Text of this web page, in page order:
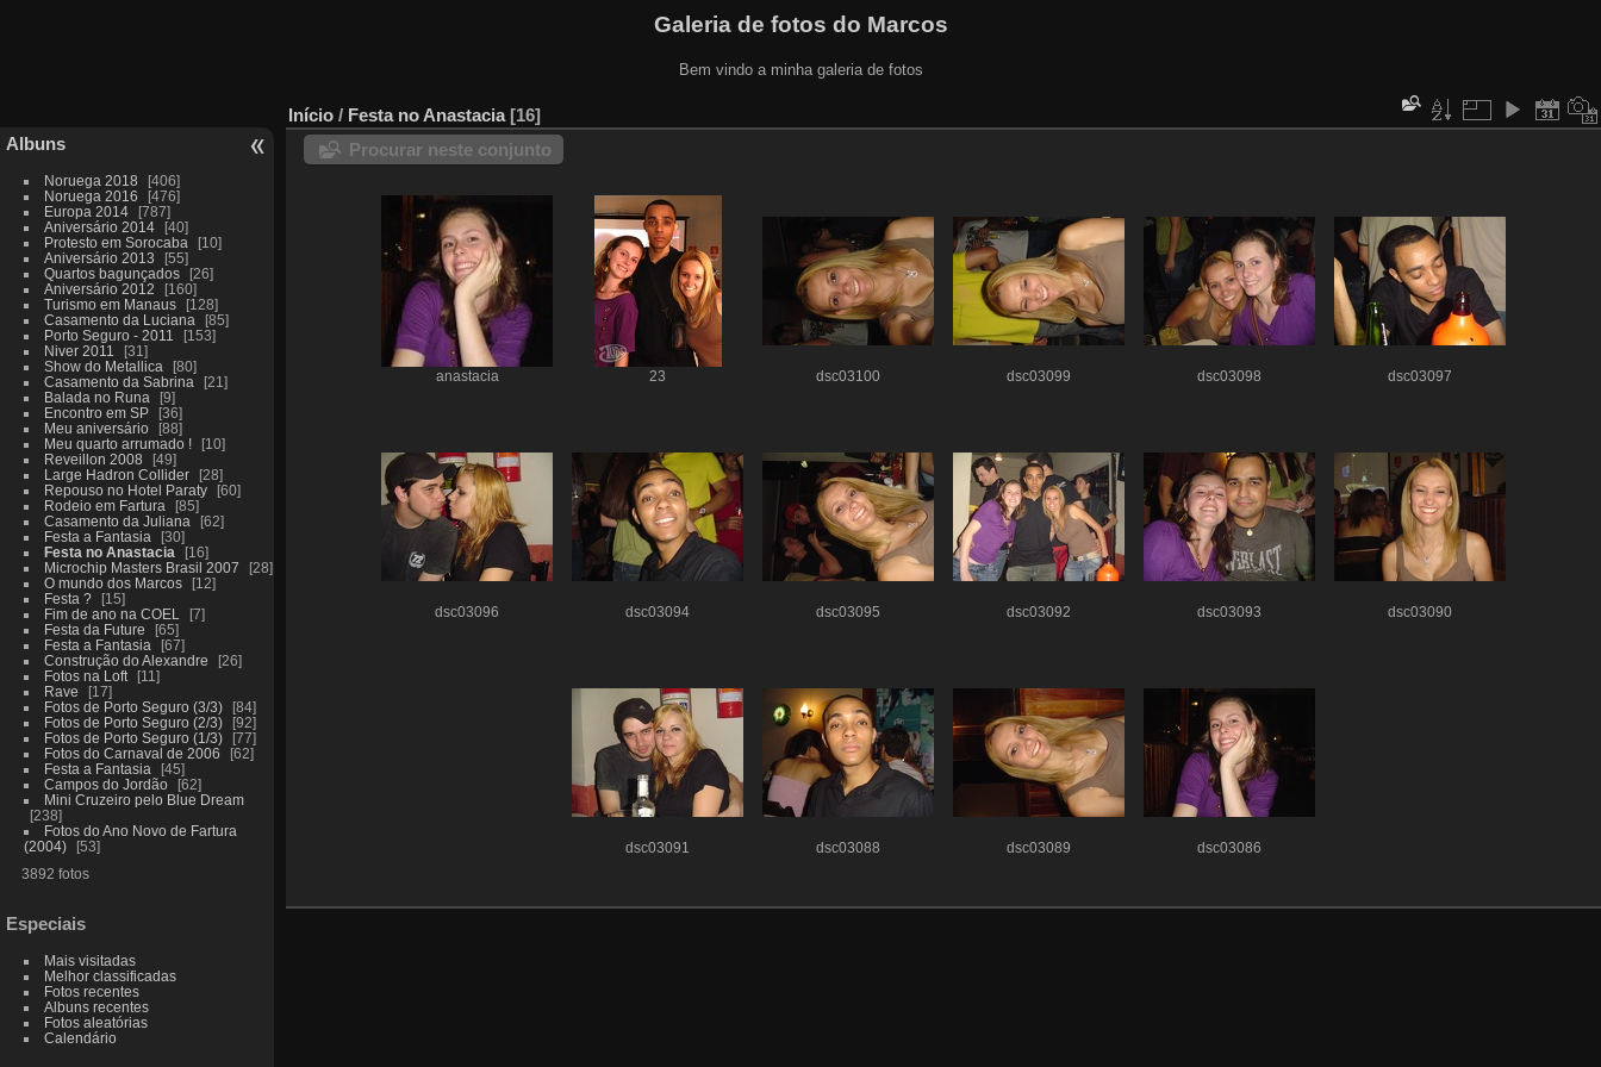
Galeria de fotos do Marcos
Bem vindo a minha galeria de fotos
Albuns
Noruega 2018
406
Noruega 2016
476
Europa 2014
787
Aniversário 2014
40
Protesto em Sorocaba
10
Aniversário 2013
55
Quartos bagunçados
26
Aniversário 2012
160
Turismo em Manaus
128
Casamento da Luciana
85
Porto Seguro - 2011
153
Niver 2011
31
Show do Metallica
80
Casamento da Sabrina
21
Balada no Runa
9
Encontro em SP
36
Meu aniversário
88
Meu quarto arrumado !
10
Reveillon 2008
49
Large Hadron Collider
28
Repouso no Hotel Paraty
60
Rodeio em Fartura
85
Casamento da Juliana
62
Festa a Fantasia
30
Festa no Anastacia
16
Microchip Masters Brasil 2007
28
O mundo dos Marcos
12
Festa ?
15
Fim de ano na COEL
7
Festa da Future
65
Festa a Fantasia
67
Construção do Alexandre
26
Fotos na Loft
11
Rave
17
Fotos de Porto Seguro (3/3)
84
Fotos de Porto Seguro (2/3)
92
Fotos de Porto Seguro (1/3)
77
Fotos do Carnaval de 2006
62
Festa a Fantasia
45
Campos do Jordão
62
Mini Cruzeiro pelo Blue Dream
238
Fotos do Ano Novo de Fartura
(2004)
53
3892 fotos
Especiais
Mais visitadas
Melhor classificadas
Fotos recentes
Albuns recentes
Fotos aleatórias
Calendário
Início / Festa no Anastacia 16
Procurar neste conjunto
anastacia 23 dsc03100 dsc03099 dsc03098 dsc03097
dsc03096 dsc03094 dsc03095 dsc03092 dsc03093 dsc03090
dsc03091 dsc03088 dsc03089 dsc03086